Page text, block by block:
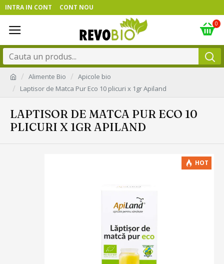
INTRA IN CONT CONT NOU
0
Alimente Bio
Apicole bio
Laptisor de Matca Pur Eco 10 plicuri x 1gr Apiland
LAPTISOR DE MATCA PUR ECO 10
PLICURI X 1GR APILAND
HOT